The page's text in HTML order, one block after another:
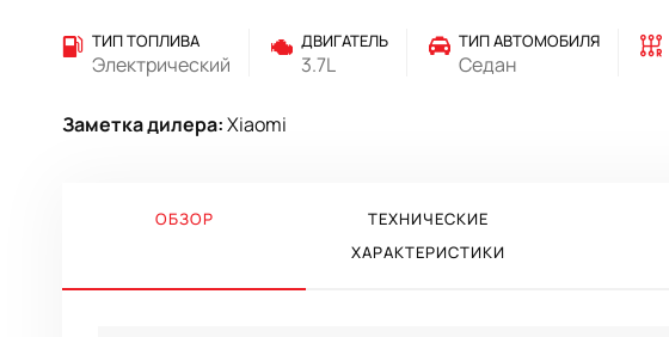
ТИП ТОПЛИВА
Электрический
ДВИГАТЕЛЬ
3.7L
ТИП АВТОМОБИЛЯ
Седан
Заметка дилера:Xiaomi
ОБЗОР
ТЕХНИЧЕСКИЕ
ХАРАКТЕРИСТИКИ